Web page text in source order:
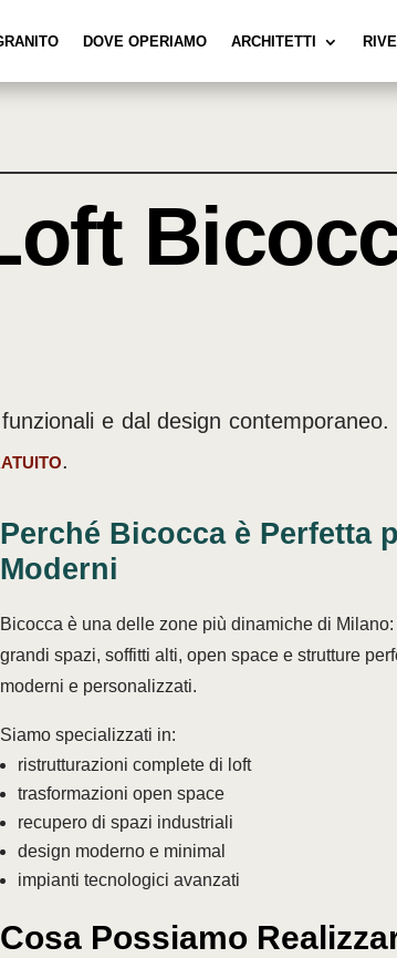
DOVE OPERIAMO ARCHITETTI
e dal design contemporaneo.
.
Perché Bicocca è Perfetta
Moderni
Bicocca è una delle zone più dinamiche di
grandi spazi, soffitti alti, open space e strutture
moderni e personalizzati.
Siamo specializzati in:
ristrutturazioni complete di loft
trasformazioni open space
recupero di spazi industriali
design moderno e minimal
impianti tecnologici avanzati
Cosa Possiamo